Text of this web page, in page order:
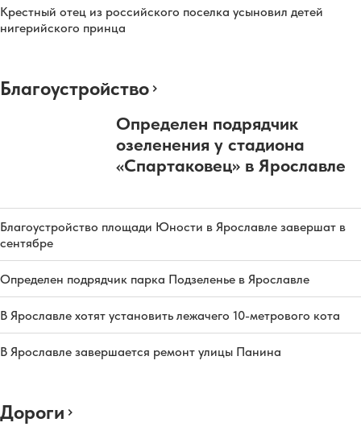
Крестный отец из российского поселка усыновил детей
нигерийского принца
Благоустройство
Определен подрядчик
озеленения у стадиона
«Спартаковец» в Ярославле
Благоустройство площади Юности в Ярославле завершат в
сентябре
Определен подрядчик парка Подзеленье в Ярославле
В Ярославле хотят установить лежачего 10-метрового кота
В Ярославле завершается ремонт улицы Панина
Дороги